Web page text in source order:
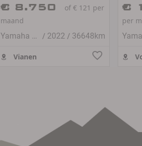
€ 8.750
of € 121 per
maand
Yamaha MT-09
/ 2022 / 36648km
Vianen
€
per